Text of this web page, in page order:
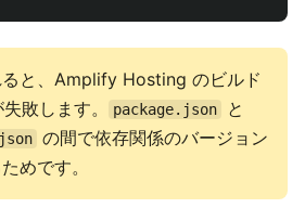
ると、Amplify Hosting のビルド
失敗します。 package.json と
の間で依存関係のバージョン
めです。